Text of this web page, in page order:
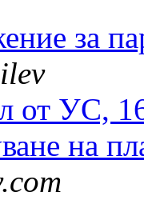
за
от УС,
на